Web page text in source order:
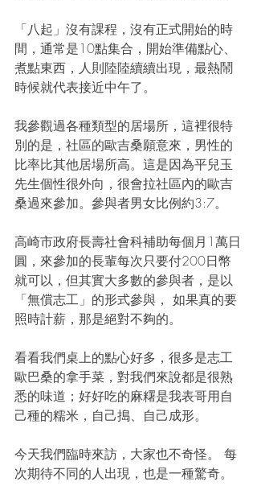
「八起」沒有課程，沒有正式開始的時
間，通常是10點集合，開始準備點心、
煮點東西，人則陸陸續續出現，最熱鬧
時候就代表接近中午了。
我參觀過各種類型的居場所，這裡很特
別的是，社區的歐吉桑願意來，男性的
比率比其他居場所高。這是因為平兒玉
先生個性很外向，很會拉社區內的歐吉
桑過來參加。參與者男女比例約3:7。
高崎市政府長壽社會科補助每個月1萬日
圓，來參加的長輩每次只要付200日幣
就可以，但其實大多數的參與者，是以
「無償志工」的形式參與， 如果真的要
照時計薪，那是絕對不夠的。
看看我們桌上的點心好多，很多是志工
歐巴桑的拿手菜，對我們來說都是很熟
悉的味道；好好吃的麻糬是我表哥用自
己種的糯米，自己搗、自己成形。
今天我們臨時來訪，大家也不奇怪。 每
次期待不同的人出現，也是一種驚奇。